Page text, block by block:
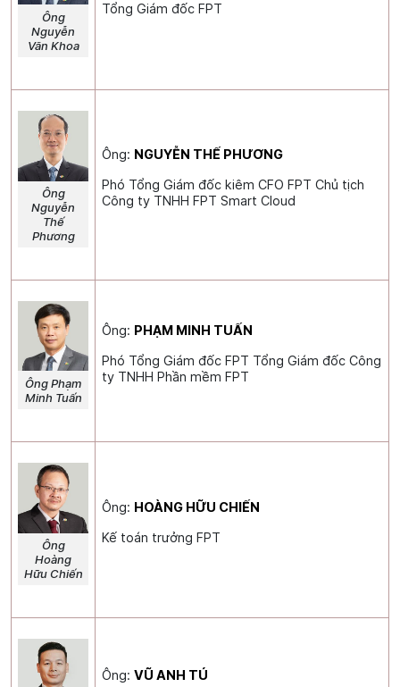
Ông
Nguyễn
Văn Khoa
Tổng Giám đốc FPT
Ông
Nguyễn
Thế
Phương
Ông: NGUYỄN THẾ PHƯƠNG
Phó Tổng Giám đốc kiêm CFO FPT Chủ tịch
Công ty TNHH FPT Smart Cloud
Ông Phạm
Minh Tuấn
Ông: PHẠM MINH TUẤN
Phó Tổng Giám đốc FPT Tổng Giám đốc Công
ty TNHH Phần mềm FPT
Ông
Hoàng
Hữu Chiến
Ông: HOÀNG HỮU CHIẾN
Kế toán trưởng FPT
Ông:VŨ ANH TÚ